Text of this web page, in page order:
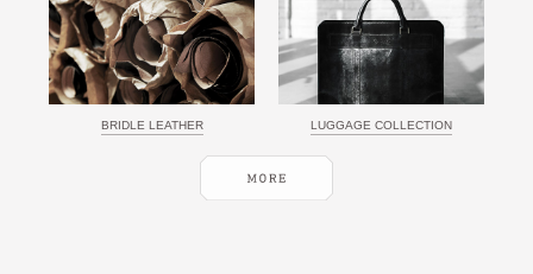
BRIDLE LEATHER LUGGAGE COLLECTION